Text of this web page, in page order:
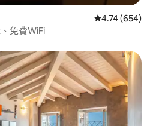
從 654 則評價
4.74 (654)
免費WiFi